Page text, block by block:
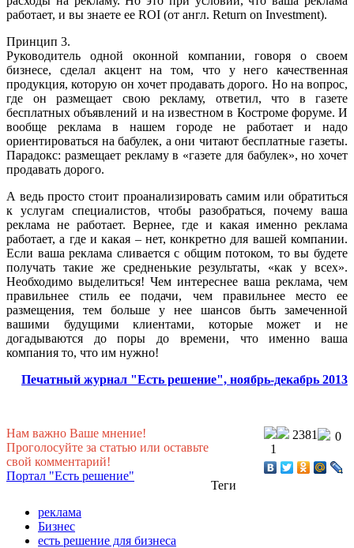
работает, и вы знаете ее ROI (от англ. Return on Investment).
Принцип 3.
Руководитель одной оконной компании, говоря о своем
бизнесе, сделал акцент на том, что у него качественная
продукция, которую он хочет продавать дорого. Но на вопрос,
где он размещает свою рекламу, ответил, что в газете
бесплатных объявлений и на известном в Костроме форуме. И
вообще реклама в нашем городе не работает и надо
ориентироваться на бабулек, а они читают бесплатные газеты.
Парадокс: размещает рекламу в «газете для бабулек», но хочет
продавать дорого.
А ведь просто стоит проанализировать самим или обратиться
к услугам специалистов, чтобы разобраться, почему ваша
реклама не работает. Вернее, где и какая именно реклама
работает, а где и какая – нет, конкретно для вашей компании.
Если ваша реклама сливается с общим потоком, то вы будете
получать такие же средненькие результаты, «как у всех».
Необходимо выделиться! Чем интереснее ваша реклама, чем
правильнее стиль ее подачи, чем правильнее место ее
размещения, тем больше у нее шансов быть замеченной
вашими будущими клиентами, которые может и не
догадываются до поры до времени, что именно ваша
компания то, что им нужно!
Печатный журнал "Есть решение", ноябрь-декабрь 2013
Нам важно Ваше мнение!
Проголосуйте за статью или оставьте
свой комментарий!
Портал "Есть решение"
0
2381
1
Теги
реклама
Бизнес
есть решение для бизнеса